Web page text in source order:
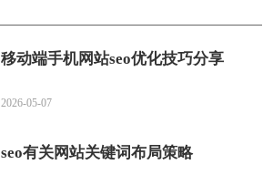
移动端手机网站seo优化技巧分享
2026-05-07
seo有关网站关键词布局策略